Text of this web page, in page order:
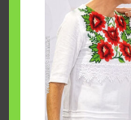
Fairmont Mayakoba
esfuerzos para